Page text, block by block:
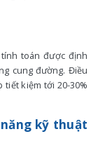
toán được định
cung đường. Điều
tiết kiệm tới 20-30%
kỹ thuật